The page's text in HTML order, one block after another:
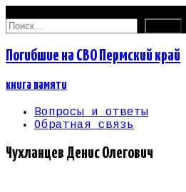
Найти:
Погибшие на СВО Пермский край
книга памяти
Вопросы и ответы
Обратная связь
Чухланцев Денис Олегович